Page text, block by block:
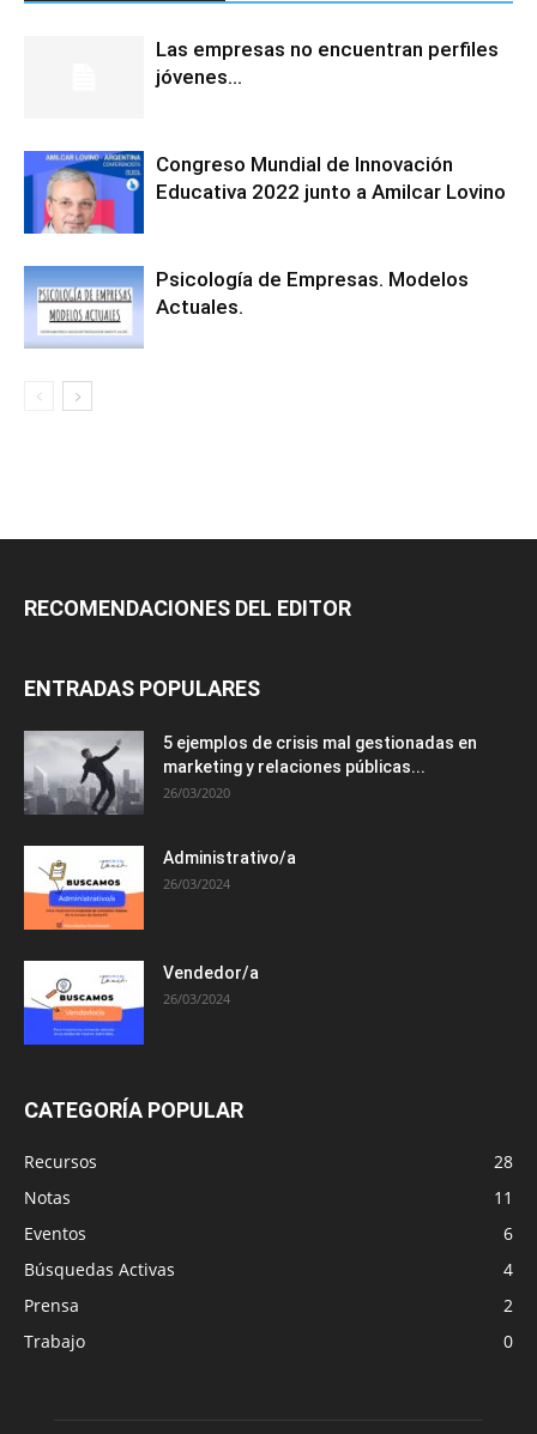
Las empresas no encuentran perfiles
jóvenes…
Congreso Mundial de Innovación
Educativa 2022 junto a Amilcar Lovino
Psicología de Empresas. Modelos
Actuales.
RECOMENDACIONES DEL EDITOR
ENTRADAS POPULARES
5 ejemplos de crisis mal gestionadas en
marketing y relaciones públicas...
26/03/2020
Administrativo/a
26/03/2024
Vendedor/a
26/03/2024
CATEGORÍA POPULAR
Recursos
28
Notas
11
Eventos
6
Búsquedas Activas
4
Prensa
2
Trabajo
0